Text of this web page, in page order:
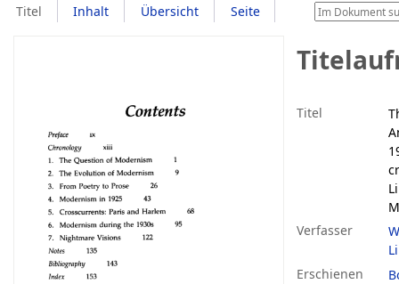
Titel Inhalt Übersicht Seite
Titel
Verfasser
Erschienen